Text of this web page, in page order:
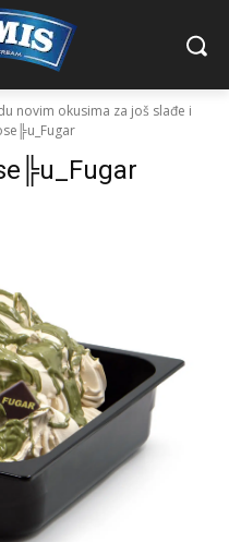
novim okusima za još slađe i